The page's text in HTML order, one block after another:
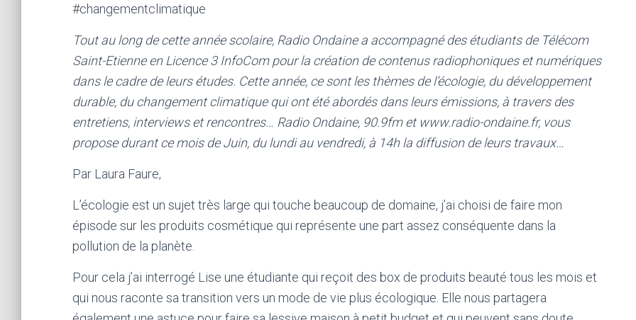
#changementclimatique
Tout au long de cette année scolaire, Radio Ondaine a accompagné des étudiants de Télécom
Saint-Etienne en Licence 3 InfoCom pour la création de contenus radiophoniques et numériques
dans le cadre de leurs études. Cette année, ce sont les thèmes de l’écologie, du développement
durable, du changement climatique qui ont été abordés dans leurs émissions, à travers des
entretiens, interviews et rencontres… Radio Ondaine, 90.9fm et www.radio-ondaine.fr, vous
propose durant ce mois de Juin, du lundi au vendredi, à 14h la diffusion de leurs travaux…
Par Laura Faure,
L’écologie est un sujet très large qui touche beaucoup de domaine, j’ai choisi de faire mon
épisode sur les produits cosmétique qui représente une part assez conséquente dans la
pollution de la planète.
Pour cela j’ai interrogé Lise une étudiante qui reçoit des box de produits beauté tous les mois et
qui nous raconte sa transition vers un mode de vie plus écologique. Elle nous partagera